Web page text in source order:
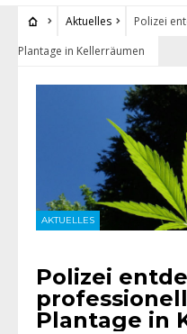
Aktuelles
Polizei
Plantage in Kellerräumen
AKTUELLES
Polizei
Plantage in